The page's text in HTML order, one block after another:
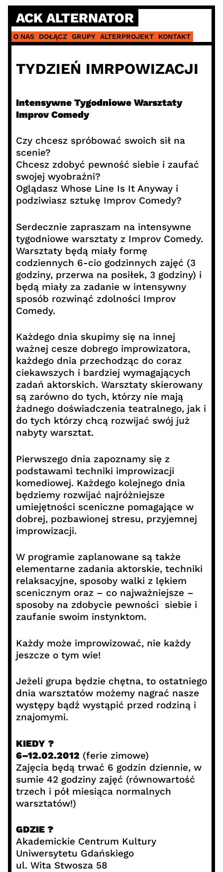
Skip
content
ACK ALTERNATOR
O NAS DOŁĄCZ GRUPY ALTERPROJEKT KONTAKT
TYDZIEŃ IMRPOWIZACJI
Intensywne Tygodniowe Warsztaty
Improv Comedy
Czy chcesz spróbować swoich sił na
scenie?
Chcesz zdobyć pewność siebie i zaufać
swojej wyobraźni?
Oglądasz Whose Line Is It Anyway i
podziwiasz sztukę Improv Comedy?
Serdecznie zapraszam na intensywne
tygodniowe warsztaty z Improv Comedy.
Warsztaty będą miały formę
codziennych 6-cio godzinnych zajęć (3
godziny, przerwa na posiłek, 3 godziny) i
będą miały za zadanie w intensywny
sposób rozwinąć zdolności Improv
Comedy.
Każdego dnia skupimy się na innej
ważnej cesze dobrego improwizatora,
każdego dnia przechodząc do coraz
ciekawszych i bardziej wymagających
zadań aktorskich. Warsztaty skierowany
są zarówno do tych, którzy nie mają
żadnego doświadczenia teatralnego, jak i
do tych którzy chcą rozwijać swój już
nabyty warsztat.
Pierwszego dnia zapoznamy się z
podstawami techniki improwizacji
komediowej. Każdego kolejnego dnia
będziemy rozwijać najróżniejsze
umiejętności sceniczne pomagające w
dobrej, pozbawionej stresu, przyjemnej
improwizacji.
W programie zaplanowane są także
elementarne zadania aktorskie, techniki
relaksacyjne, sposoby walki z lękiem
scenicznym oraz – co najważniejsze –
sposoby na zdobycie pewności siebie i
zaufanie swoim instynktom.
Każdy może improwizować, nie każdy
jeszcze o tym wie!
Jeżeli grupa będzie chętna, to ostatniego
dnia warsztatów możemy nagrać nasze
występy bądź wystąpić przed rodziną i
znajomymi.
KIEDY ?
6–12.02.2012 (ferie zimowe)
Zajęcia będą trwać 6 godzin dziennie, w
sumie 42 godziny zajęć (równowartość
trzech i pół miesiąca normalnych
warsztatów!)
GDZIE ?
Akademickie Centrum Kultury
Uniwersytetu Gdańskiego
ul. Wita Stwosza 58